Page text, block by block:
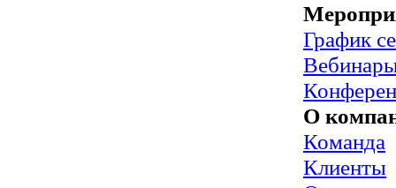
График
О
Команда
Клиенты